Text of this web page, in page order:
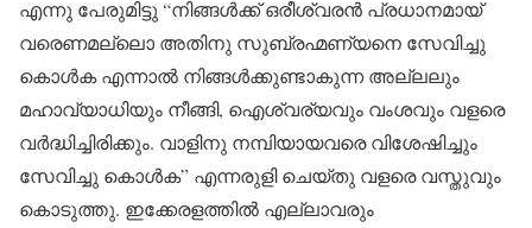
എന്നു പേരുമിട്ടു “നിങ്ങൾക്ക് ഒരീശ്വരൻ പ്രധാനമായ്
വരെണമല്ലൊ അതിനു സുബ്രഹ്മണ്യനെ സേവിച്ചു
കൊൾക എന്നാൽ നിങ്ങൾക്കുണ്ടാകുന്ന അല്ലലും
മഹാവ്യാധിയും നീങ്ങി, ഐശ്വര്യവും വംശവും വളരെ
വർദ്ധിച്ചിരിക്കും. വാളിനു നമ്പിയായവരെ വിശേഷിച്ചും
സേവിച്ചു കൊൾക” എന്നരുളി ചെയ്തു വളരെ വസ്തുവും
കൊടുത്തു. ഇക്കേരളത്തിൽ എല്ലാവരും